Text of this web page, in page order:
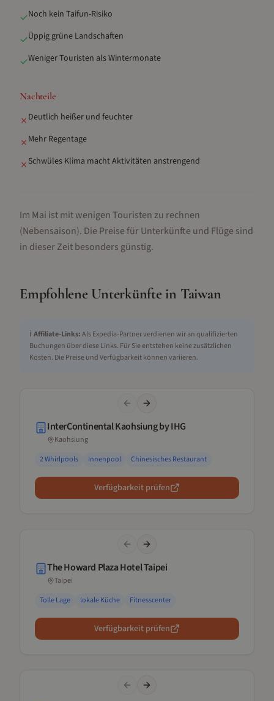
✓Noch kein Taifun-Risiko
✓Üppig grüne Landschaften
✓Weniger Touristen als Wintermonate
Nachteile
✗ Deutlich heißer und feuchter
✗ Mehr Regentage
✗ Schwüles Klima macht Aktivitäten anstrengend
Im Mai ist mit wenigen Touristen zu rechnen
(Nebensaison). Die Preise für Unterkünfte und Flüge sind
in dieser Zeit besonders günstig.
Empfohlene Unterkünfte in Taiwan
ℹ️ Affiliate-Links:Als Expedia-Partner verdienen wir an qualifizierten
Buchungen über diese Links. Für Sie entstehen keine zusätzlichen
Kosten. Die Preise und Verfügbarkeit können variieren.
Previous slide
Next slide
InterContinental Kaohsiung by IHG
Kaohsiung
2 Whirlpools
Innenpool Chinesisches Restaurant
Verfügbarkeit prüfen
Previous slide
Next slide
The Howard Plaza Hotel Taipei
Taipei
Tolle Lage
lokale Küche Fitnesscenter
Verfügbarkeit prüfen
Previous slide
Next slide